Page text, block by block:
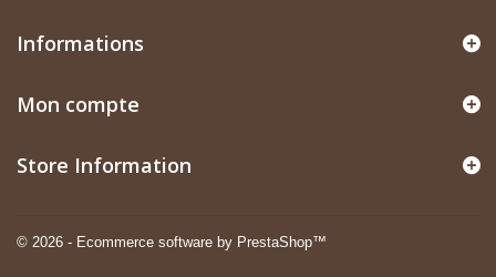
Informations
© 2026 - Ecommerce software by PrestaShop™
Mon compte
Store Information